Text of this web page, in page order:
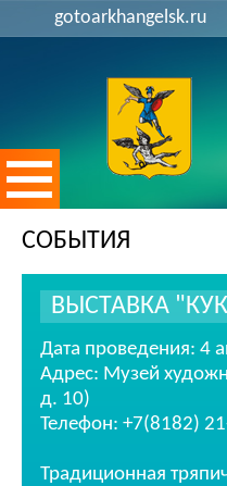
gotoarkhangelsk.ru
СОБЫТИЯ
ВЫСТАВКА
Дата проведения: 4
Адрес: Музей
д. 10)
Телефон: +7(8182)
Традиционная